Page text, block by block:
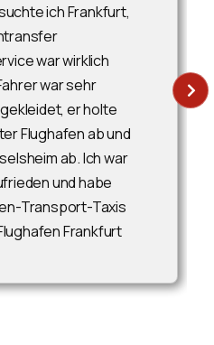
ich Frankfurt,
war wirklich
war sehr
er holte
Flughafen ab und
ab. Ich war
und habe
Transport-Taxis
Frankfurt